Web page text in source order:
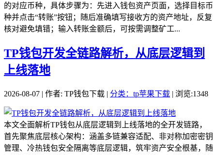
的对应币种，具体步骤为：先进入钱包资产页面，选择目标币
种并点击“转账”按钮；随后准确填写接收方的资产地址，反复
核对避免填错；输入转账金额后，可按需调整矿工...
TP钱包开发全链路解析，从底层逻辑到
上线落地
2026-08-07 | 作者: TP钱包下载 | 分类：tp苹果下载 | 浏览:1348
本文全面解析TP钱包从底层逻辑到上线落地的全开发链路，
首先聚焦底层核心架构：涵盖多链兼容适配、非对称加密密钥
管理、冷热钱包安全隔离等底层逻辑，筑牢资产安全根基，随